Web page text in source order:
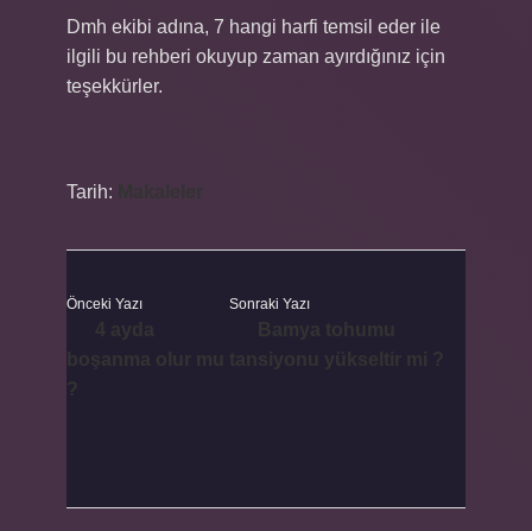
Dmh ekibi adına, 7 hangi harfi temsil eder ile
ilgili bu rehberi okuyup zaman ayırdığınız için
teşekkürler.
Tarih:
Önceki Yazı Sonraki Yazı